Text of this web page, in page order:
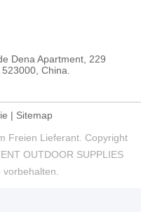
Dena Apartment, 229
China.
| Sitemap
Freien Lieferant. Copyright
OUTDOOR SUPPLIES
vorbehalten.